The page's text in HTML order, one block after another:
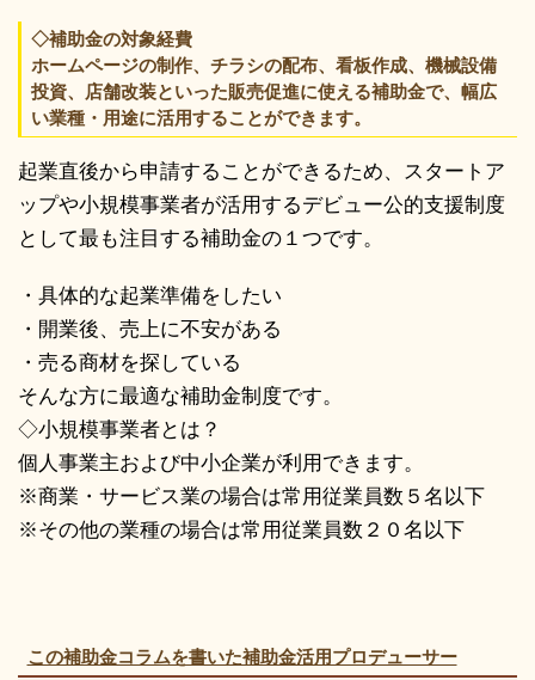
◇補助金の対象経費
ホームページの制作、チラシの配布、看板作成、機械設備
投資、店舗改装といった販売促進に使える補助金で、幅広
い業種・用途に活用することができます。
起業直後から申請することができるため、スタートア
ップや小規模事業者が活用するデビュー公的支援制度
として最も注目する補助金の１つです。
・具体的な起業準備をしたい
・開業後、売上に不安がある
・売る商材を探している
そんな方に最適な補助金制度です。
◇小規模事業者とは？
個人事業主および中小企業が利用できます。
※商業・サービス業の場合は常用従業員数５名以下
※その他の業種の場合は常用従業員数２０名以下
この補助金コラムを書いた補助金活用プロデューサー